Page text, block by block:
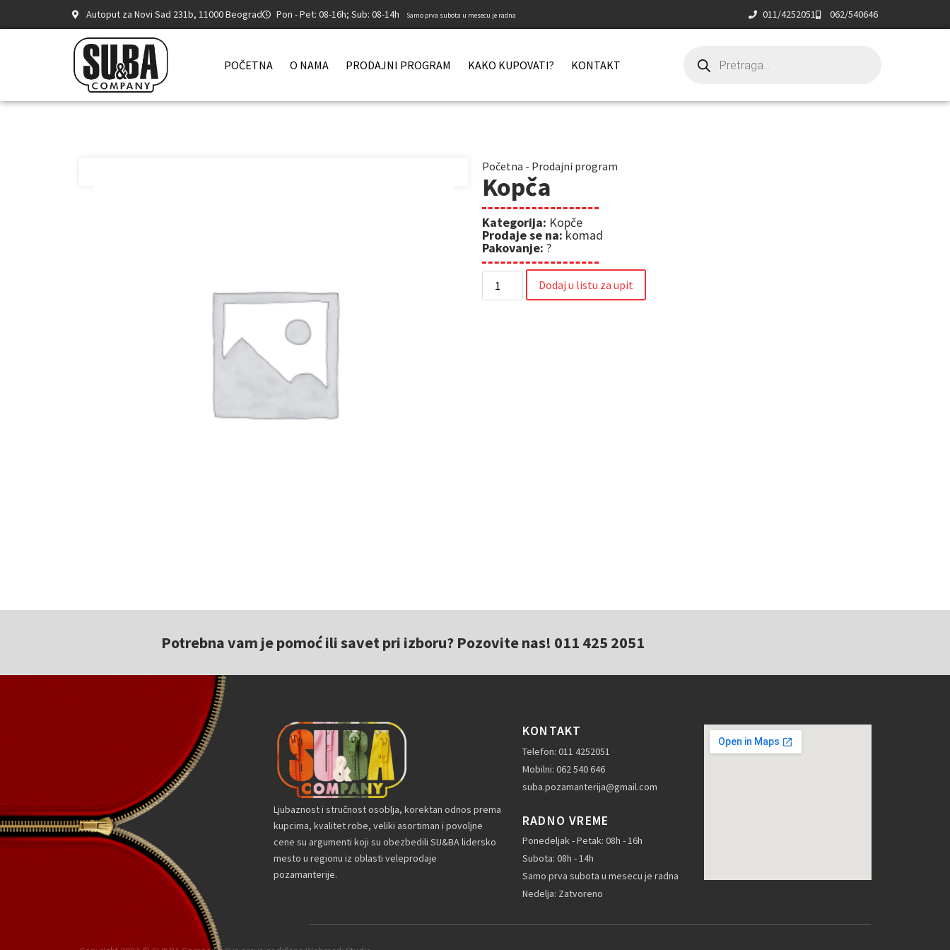
Autoput za Novi Sad 231b, 11000 Beograd Pon - Pet: 08-16h; Sub: 08-14h Samo prva subota u mesecu je radna 011/4252051 062/540646
POČETNA O NAMA PRODAJNI PROGRAM KAKO KUPOVATI? KONTAKT
Početna - Prodajni program
Kopča
Kategorija: Kopče
Prodaje se na:komad
Pakovanje: ?
Dodaj u listu za upit
Potrebna vam je pomoć ili savet pri izboru? Pozovite nas! 011 425 2051
Ljubaznost i stručnost osoblja, korektan odnos prema
kupcima, kvalitet robe, veliki asortiman i povoljne
cene su argumenti koji su obezbedili SU&BA lidersko
mesto u regionu iz oblasti veleprodaje
pozamanterije.
KONTAKT
Telefon: 011 4252051
Mobilni: 062 540 646
suba.pozamanterija@gmail.com
RADNO VREME
Ponedeljak - Petak: 08h - 16h
Subota: 08h - 14h
Samo prva subota u mesecu je radna
Nedelja: Zatvoreno